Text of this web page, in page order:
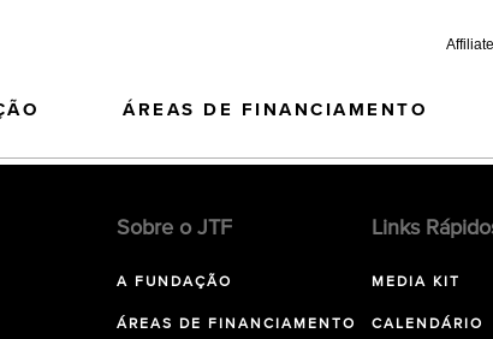
ÁREAS DE FINANCIAMENTO
Sobre o JTF
A FUNDAÇÃO
ÁREAS DE FINANCIAMENTO
Links
MEDIA KIT
CALENDÁRIO